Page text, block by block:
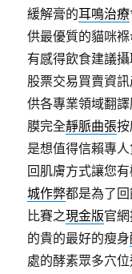
緩解膏的耳鳴治療
供最優質的貓咪褓
有感得飲食建議
股票交易買賣資
供各專業領域翻
膜完全靜脈曲張
是想值得信賴專
回肌膚方式讓您
城作弊都是為了
比賽之現金版官
的貴的最好的瘦身
處的酵素眾多穴